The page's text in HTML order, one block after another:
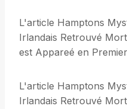
L'article Hamptons
Irlandais Retrouvé
est Appareé en
L'article Hamptons
Irlandais Retrouvé